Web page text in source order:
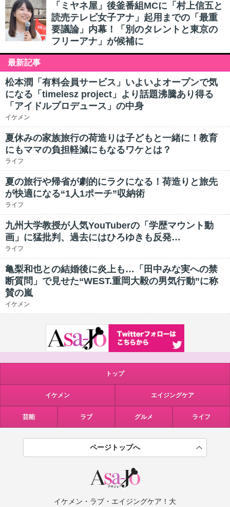
「ミヤネ屋」後釜番組MCに「村上信五と
読売テレビ女子アナ」起用までの「最重
要議論」内幕！「別のタレントと東京の
フリーアナ」が候補に
最新記事
松本潤「有料会員サービス」いよいよオープンで気
になる「timelesz project」より話題沸騰あり得る
「アイドルプロデュース」の中身
イケメン
夏休みの家族旅行の荷造りは子どもと一緒に！教育
にもママの負担軽減にもなるワケとは？
ライフ
夏の旅行や帰省が劇的にラクになる！荷造りと旅先
が快適になる“1人1ポーチ”収納術
ライフ
九州大学教授が人気YouTuberの「学歴マウント動
画」に猛批判、過去にはひろゆきも反発…
ライフ
亀梨和也との結婚後に炎上も…「田中みな実への禁
断質問」で見せた“WEST.重岡大毅の男気行動”に称
賛の嵐
イケメン
トップ
イケメン エイジングケア
芸能 ラブ グルメ ライフ
ページトップへ
イケメン・ラブ・エイジングケア！大